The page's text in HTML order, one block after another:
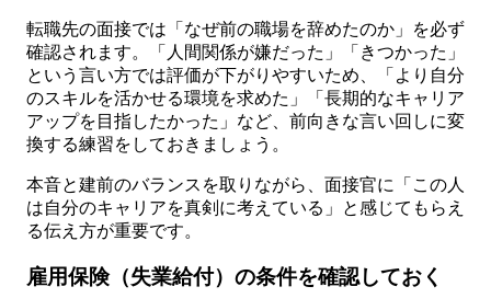
転職先の面接では「なぜ前の職場を辞めたのか」を必ず
確認されます。「人間関係が嫌だった」「きつかった」
という言い方では評価が下がりやすいため、「より自分
のスキルを活かせる環境を求めた」「長期的なキャリア
アップを目指したかった」など、前向きな言い回しに変
換する練習をしておきましょう。
本音と建前のバランスを取りながら、面接官に「この人
は自分のキャリアを真剣に考えている」と感じてもらえ
る伝え方が重要です。
雇用保険（失業給付）の条件を確認しておく